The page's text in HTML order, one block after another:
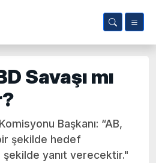
Savaşı mı
Başkanı: “AB,
şekilde hedef
şekilde yanıt verecektir."